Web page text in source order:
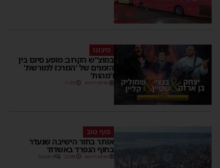
היכונו
במוצ”ש הקרוב: מופע סיום בין
הזמנים של 'המרכז למורשת'
ו'מהות'
מנחם דויטש 11:01
סוף טוב
אותר בחור הישיבה שנעדר
בחוף הנפרד באשדוד
מנחם דויטש 22:08 3 תגובות